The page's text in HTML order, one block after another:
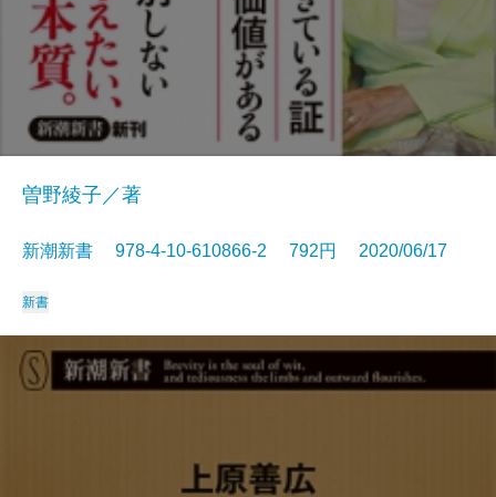
曽野綾子／著
新潮新書 978-4-10-610866-2 792円 2020/06/17
新書